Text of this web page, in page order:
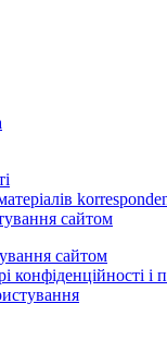
сайтом
сайтом
конфіденційності і